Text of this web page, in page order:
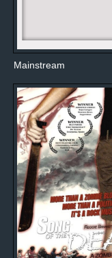
Mainstream